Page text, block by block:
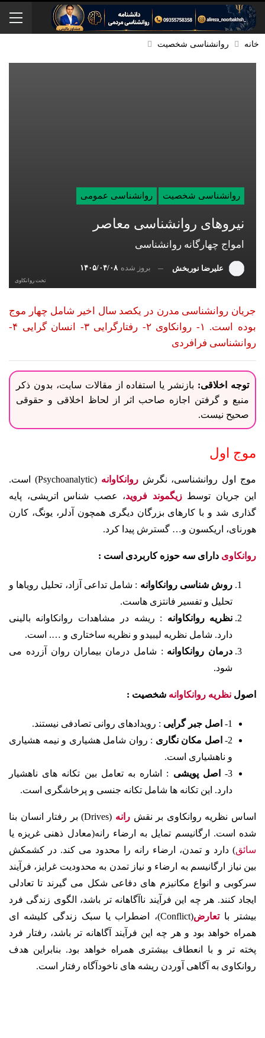
خانه روانشناسی شخصیت
روانشناسی شخصیت روانشناسی عمومی
نیروهای روانشناسی معاصر
امواج چهارگانه روانشناسی
علیرضا نوربخش بروز شده ۱۴۰۵/۰۴/۰۸
تخت روانکاوی
جریان روانشناسی مدرن در یکصد سال اخیر شامل چهار موج
بوده است. ۱- روانکاوی ۲- رفتارگرایی ۳- انسان گرایی ۴-
روانشناسی فرافردی
توجه اخلاقی: بازنشر یا استفاده از مقالات سایت، بدون ذکر
منبع و گرفتن اجازه صاحب اثر از لحاظ اخلاقی و حقوقی
صحیح نیست.
موج اول
موج اول روانشناسی، نگرشروانکاوانه (Psychoanalytic)
است.
این جریان توسطزیگموند فروید، عصب شناس اتریشی، پایه
گذاری شد و با کارهای بزرگان دیگری همچون آدلر، یونگ، کارن
هورنای، اریکسون و… گسترش پیدا کرد.
روانکاوی دارای سه حوزه کاربردی است :
روش شناسی روانکاوانه : شامل تداعی آزاد، تحلیل رویاها و
تحلیل و تفسیر فانتزی هاست.
نظریه روانکاوانه : ریشه در مشاهدات روانکاوانه بالینی
دارد. شامل نظریه لیبیدو و نظریه ساختاری و …. است.
درمان روانکاوانه : شامل درمان بیماران روان آزرده می
شود.
اصول نظریه روانکاوانه شخصیت :
1- اصل جبر گرایی : رویدادهای روانی تصادفی نیستند.
2-
اصل مکان نگاری : روان شامل هشیاری و نیمه هشیاری
و ناهشیاری است.
3-
اصل پویشی : اشاره به تعامل بین تکانه های ناهشیار
دارد. این تکانه ها شامل تکانه جنسی و پرخاشگری است.
اساس نظریه روانکاوی بر نقش رانه (Drives) بر رفتار انسان بنا
شده است. ارگانیسم تمایل به ارضاء رانه(معادل ذهنی غریزه یا
سائق) دارد و تمدن، ارضاء رانه را محدود می کند. در کشمکش
بین نیاز ارگانیسم به ارضاء و نیاز تمدن به محدودیت غرایز، فرآیند
سرکوبی و انواع مکانیزم های دفاعی شکل می گیرند تا تعادلی
ایجاد کنند. هر چه این فرآیند ناآگاهانه تر باشد، الگوی زندگی فرد
بیشتر باتعارض(Conflict)، اضطراب یا سبک زندگی کلیشه ای
همراه خواهد بود و هر چه این فرآیند آگاهانه تر باشد، رفتار فرد
پخته تر و با انعطاف بیشتری همراه خواهد بود. بنابراین هدف
روانکاوی به آگاهی آوردن ریشه های ناخودآگاه رفتار است.